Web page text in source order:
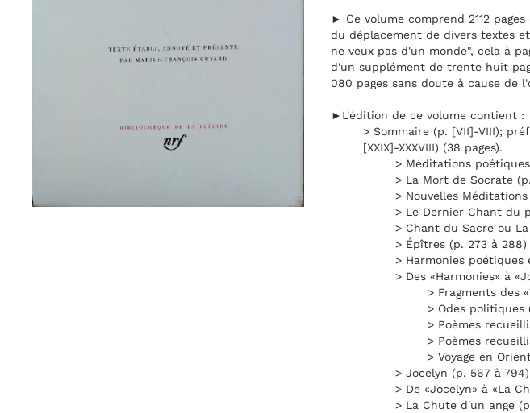
► Ce volume comprend 2112
du déplacement de divers textes
ne veux pas d'un monde", cela à
d'un supplément de trente huit
080 pages sans doute à cause de
►L'édition de ce volume contient :
> Sommaire (p. [VII]-VIII);
[XXIX]-XXXVIII) (38 pages).
> Méditations
> La Mort de Socrate
> Nouvelles
> Le Dernier Chant du
> Chant du Sacre ou
> Épîtres (p. 273 à 288)
> Harmonies poétiques
> Des «Harmonies» à
> Fragments des
> Odes politiques
> Poèmes
> Poèmes
> Voyage en
> Jocelyn (p. 567 à 794)
> De «Jocelyn» à «La
> La Chute d'un ange